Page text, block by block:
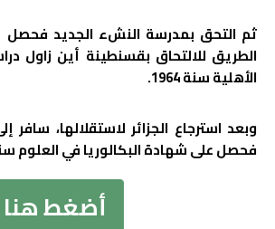
ثم التحق بمدرسة النشء الجديد فحصل
الطريق للالتحاق بقسنطينة أين زاول
الأهلية سنة 1964.
وبعد استرجاع الجزائر لاستقلالها، سافر
فحصل على شهادة البكالوريا في العلوم سنة
أضغط هنا